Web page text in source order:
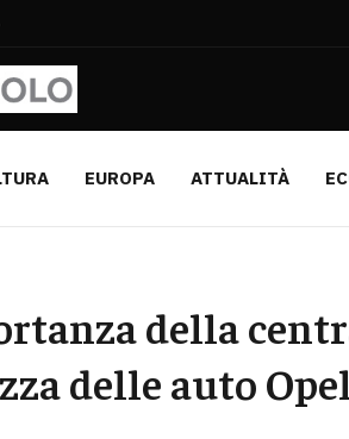
EUROPA ATTUALITÀ
della
delle auto Opel